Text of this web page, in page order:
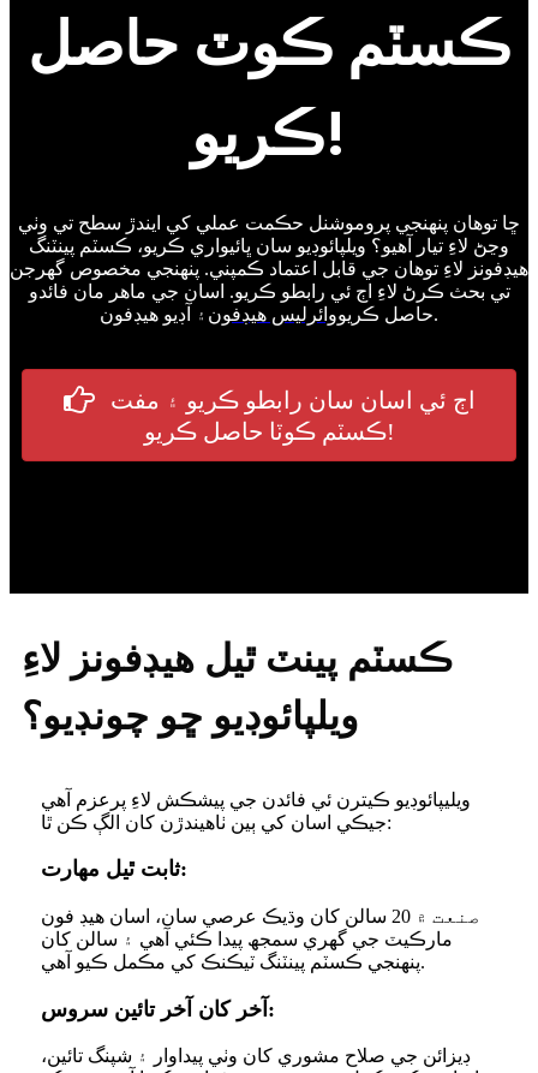
ڪسٽم ڪوٽ حاصل
ڪريو!
ڇا توهان پنهنجي پروموشنل حڪمت عملي کي ايندڙ سطح تي وٺي
وڃڻ لاءِ تيار آهيو؟ ويلپائوڊيو سان ڀائيواري ڪريو، ڪسٽم پينٽنگ
هيڊفونز لاءِ توهان جي قابل اعتماد ڪمپني. پنهنجي مخصوص گهرجن
تي بحث ڪرڻ لاءِ اڄ ئي رابطو ڪريو. اسان جي ماهر مان فائدو
حاصل ڪريووائرليس هيڊفون ۽ آڊيو هيڊفون.
اڄ ئي اسان سان رابطو ڪريو ۽ مفت
ڪسٽم ڪوٽا حاصل ڪريو!
ڪسٽم پينٽ ٿيل هيڊفونز لاءِ
ويلپائوڊيو ڇو چونڊيو؟
ويليپائوڊيو ڪيترن ئي فائدن جي پيشڪش لاءِ پرعزم آهي
جيڪي اسان کي ٻين ٺاهيندڙن کان الڳ ڪن ٿا:
ثابت ٿيل مهارت:
صنعت ۾ 20 سالن کان وڌيڪ عرصي سان، اسان هيڊ فون
مارڪيٽ جي گهري سمجھ پيدا ڪئي آهي ۽ سالن کان
پنهنجي ڪسٽم پينٽنگ ٽيڪنڪ کي مڪمل ڪيو آهي.
آخر کان آخر تائين سروس:
ڊيزائن جي صلاح مشوري کان وٺي پيداوار ۽ شپنگ تائين،